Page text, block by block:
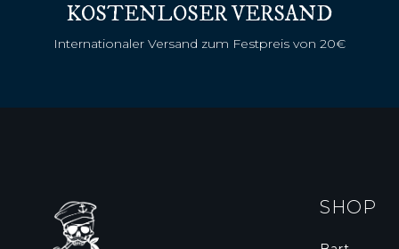
KOSTENLOSER VERSAND
Internationaler Versand zum Festpreis von 20€
SHOP